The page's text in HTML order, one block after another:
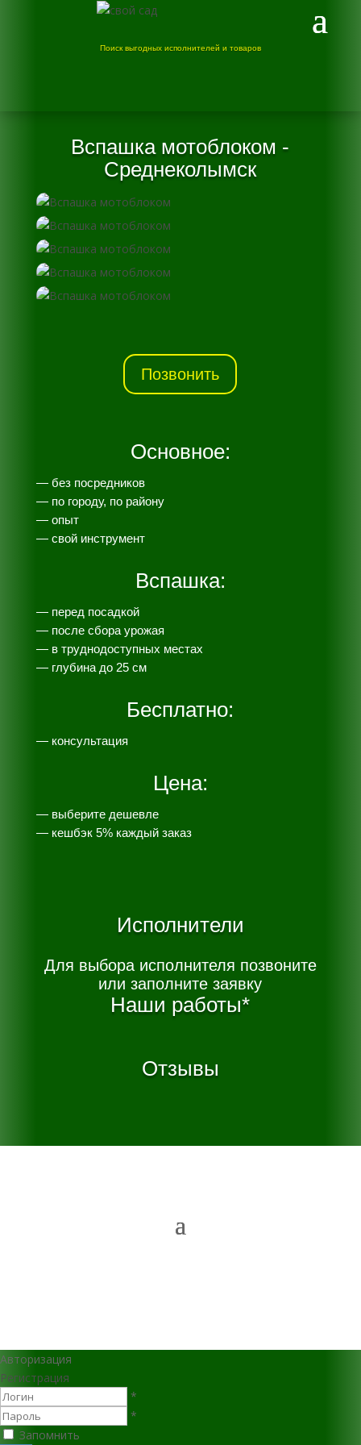
Поиск выгодных исполнителей и товаров
Вспашка мотоблоком -
Среднеколымск
Позвонить
Основное:
— без посредников
— по городу, по району
— опыт
— свой инструмент
Вспашка:
— перед посадкой
— после сбора урожая
— в труднодоступных местах
— глубина до 25 см
Бесплатно:
— консультация
Цена:
— выберите дешевле
— кешбэк 5% каждый заказ
Исполнители
Для выбора исполнителя позвоните
или заполните заявку
Наши работы*
Отзывы
Авторизация
Регистрация
*
*
Запомнить